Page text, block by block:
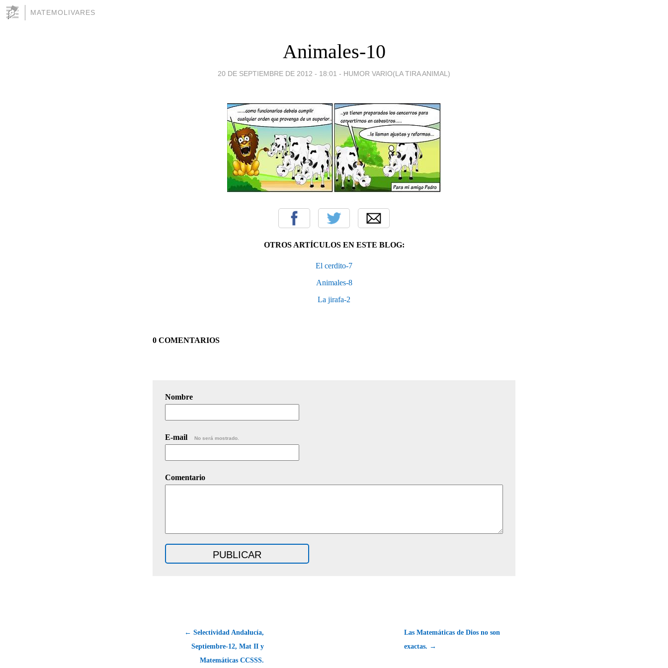
MATEMOLIVARES
Animales-10
20 DE SEPTIEMBRE DE 2012 - 18:01 - HUMOR VARIO(LA TIRA ANIMAL)
OTROS ARTÍCULOS EN ESTE BLOG:
El cerdito-7
Animales-8
La jirafa-2
0 COMENTARIOS
Nombre
E-mail No será mostrado.
Comentario
← Selectividad Andalucía,
Septiembre-12, Mat II y
Matemáticas CCSSS.
Las Matemáticas de Dios no son
exactas. →